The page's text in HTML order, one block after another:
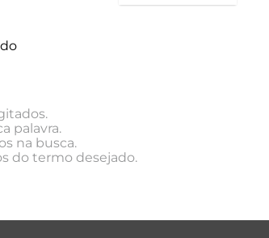
palavra.
na busca.
do termo desejado.